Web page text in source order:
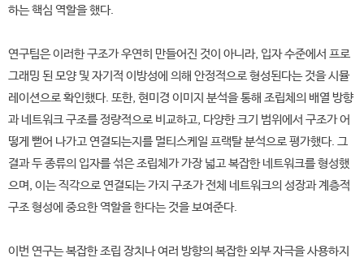
하는 핵심 역할을 했다.
연구팀은 이러한 구조가 우연히 만들어진 것이 아니라, 입자 수준에서 프로
그래밍 된 모양 및 자기적 이방성에 의해 안정적으로 형성된다는 것을 시뮬
레이션으로 확인했다. 또한, 현미경 이미지 분석을 통해 조립체의 배열 방향
과 네트워크 구조를 정량적으로 비교하고, 다양한 크기 범위에서 구조가 어
떻게 뻗어 나가고 연결되는지를 멀티스케일 프랙탈 분석으로 평가했다. 그
결과 두 종류의 입자를 섞은 조립체가 가장 넓고 복잡한 네트워크를 형성했
으며, 이는 직각으로 연결되는 가지 구조가 전체 네트워크의 성장과 계층적
구조 형성에 중요한 역할을 한다는 것을 보여준다.
이번 연구는 복잡한 조립 장치나 여러 방향의 복잡한 외부 자극을 사용하지